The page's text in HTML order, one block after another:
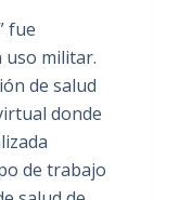
fue
uso militar.
de salud
donde
de trabajo